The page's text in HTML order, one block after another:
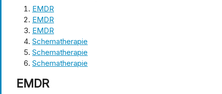
EMDR
EMDR
EMDR
Schematherapie
Schematherapie
Schematherapie
EMDR